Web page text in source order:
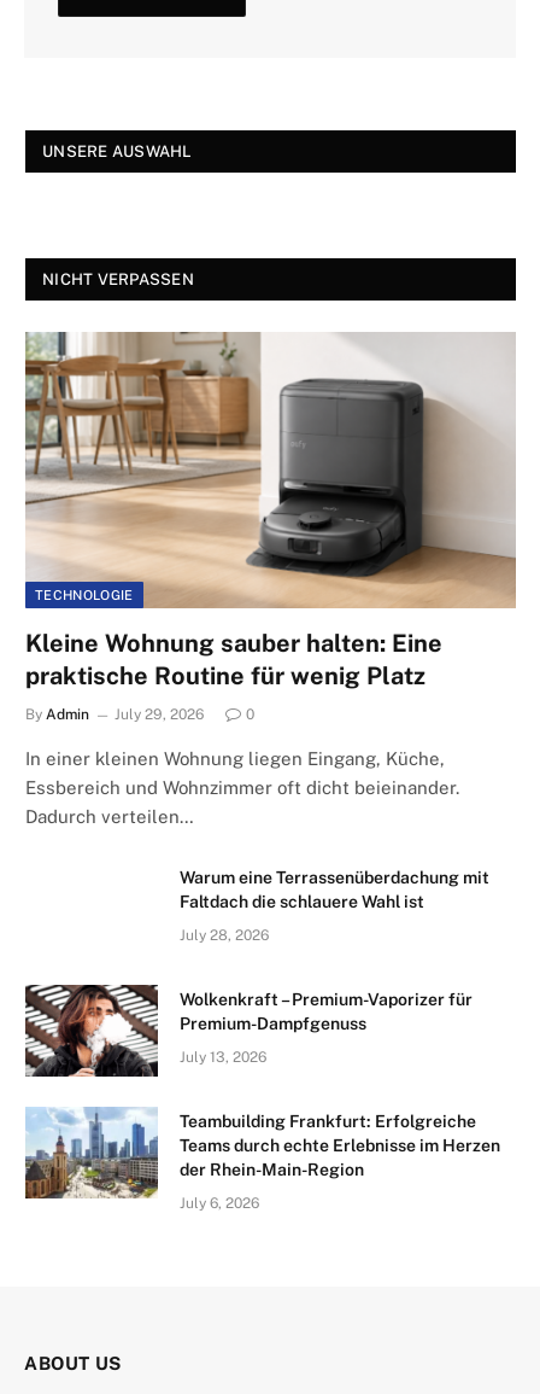
UNSERE AUSWAHL
NICHT VERPASSEN
TECHNOLOGIE
Kleine Wohnung sauber halten: Eine
praktische Routine für wenig Platz
By Admin July 29, 2026 0
In einer kleinen Wohnung liegen Eingang, Küche,
Essbereich und Wohnzimmer oft dicht beieinander.
Dadurch verteilen…
Warum eine Terrassenüberdachung mit
Faltdach die schlauere Wahl ist
July 28, 2026
Wolkenkraft – Premium-Vaporizer für
Premium-Dampfgenuss
July 13, 2026
Teambuilding Frankfurt: Erfolgreiche
Teams durch echte Erlebnisse im Herzen
der Rhein-Main-Region
July 6, 2026
ABOUT US